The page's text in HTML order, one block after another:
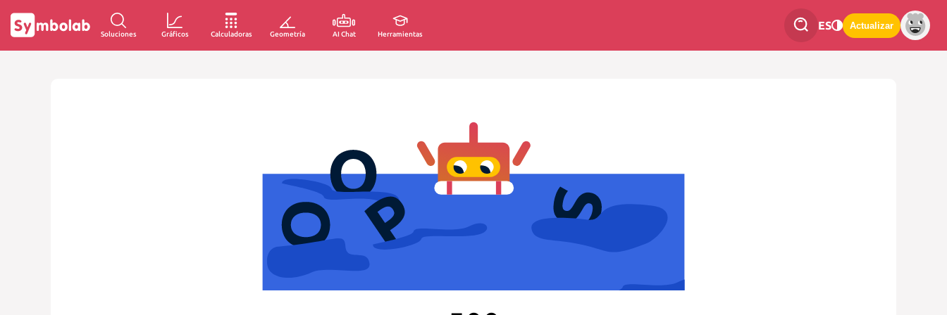
Soluciones Gráficos Calculadoras Geometría AI Chat Herramientas
ES Actualizar